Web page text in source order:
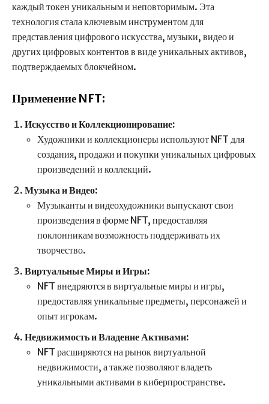
каждый токен уникальным и неповторимым. Эта
технология стала ключевым инструментом для
представления цифрового искусства, музыки, видео и
других цифровых контентов в виде уникальных активов,
подтверждаемых блокчейном.
Применение NFT:
Искусство и Коллекционирование:
Художники и коллекционеры используют NFT для
создания, продажи и покупки уникальных цифровых
произведений и коллекций.
Музыка и Видео:
Музыканты и видеохудожники выпускают свои
произведения в форме NFT, предоставляя
поклонникам возможность поддерживать их
творчество.
Виртуальные Миры и Игры:
NFT внедряются в виртуальные миры и игры,
предоставляя уникальные предметы, персонажей и
опыт игрокам.
Недвижимость и Владение Активами:
NFT расширяются на рынок виртуальной
недвижимости, а также позволяют владеть
уникальными активами в киберпространстве.